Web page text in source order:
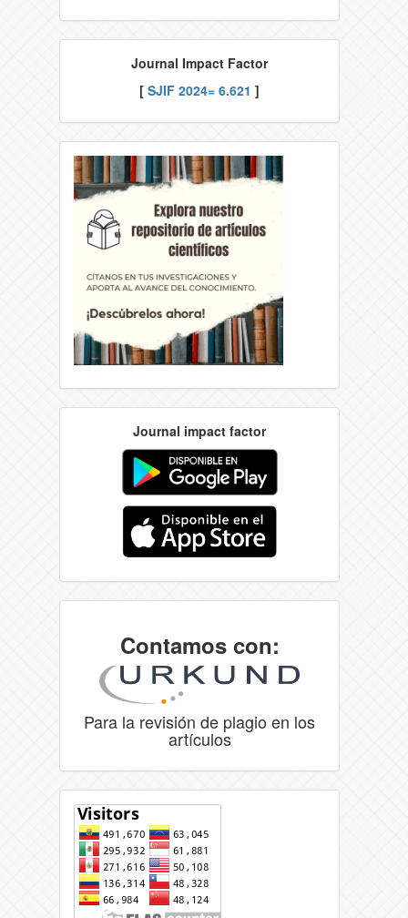
Journal Impact Factor
[ SJIF 2024= 6.621 ]
Journal impact factor
Contamos con:
Para la revisión de plagio en los
artículos